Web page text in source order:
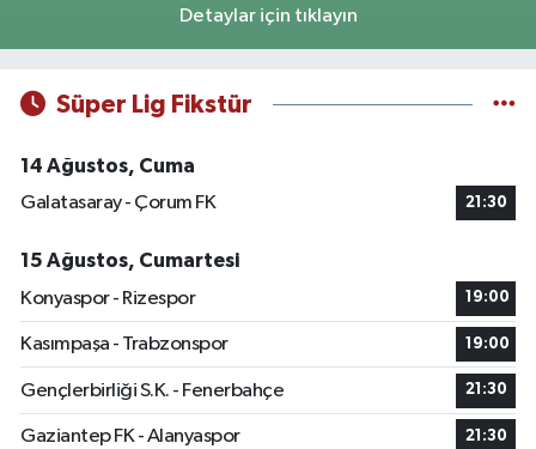
Detaylar için tıklayın
Süper Lig Fikstür
14 Ağustos, Cuma
Galatasaray - Çorum FK
21:30
15 Ağustos, Cumartesi
Konyaspor - Rizespor
19:00
Kasımpaşa - Trabzonspor 19:00
Gençlerbirliği S.K. - Fenerbahçe 21:30
Gaziantep FK - Alanyaspor 21:30